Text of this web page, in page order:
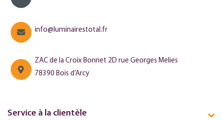
info@luminairestotal.fr
ZAC de la Croix Bonnet 2D rue Georges Melies
78390 Bois d’Arcy
Service à la clientèle